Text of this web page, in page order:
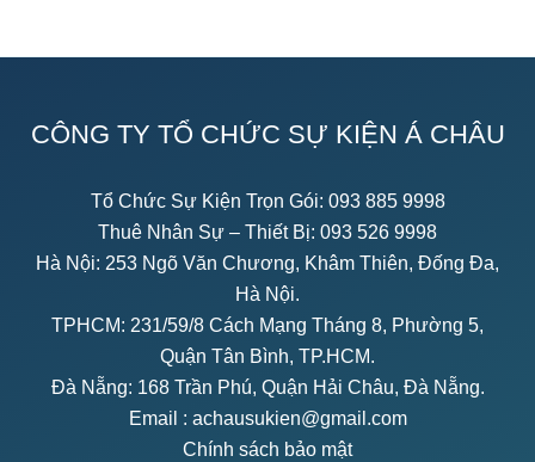
CÔNG TY TỔ CHỨC SỰ KIỆN Á CHÂU
Tổ Chức Sự Kiện Trọn Gói: 093 885 9998
Thuê Nhân Sự – Thiết Bị: 093 526 9998
Hà Nội: 253 Ngõ Văn Chương, Khâm Thiên, Đống Đa,
Hà Nội.
TPHCM: 231/59/8 Cách Mạng Tháng 8, Phường 5,
Quận Tân Bình, TP.HCM.
Đà Nẵng: 168 Trần Phú, Quận Hải Châu, Đà Nẵng.
Email : achausukien@gmail.com
Chính sách bảo mật